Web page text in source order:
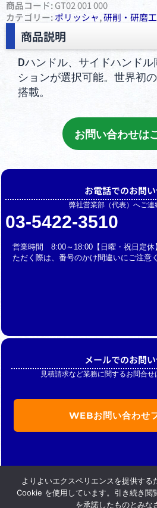
商品コード:GT02 001 000
カテゴリー:ポリッシャ,研削・研磨
商品説明
Dハンドル、サイドハンド
ションが選択可能。世界初
搭載。
お問い合わせは
お電話でのお問
弊社営業部（代表）へご連
03-5422-3510
営業時間 8:00～18:00【日曜・祝日定
ただく際は、番号のかけ間違いにご注意
メールでのお問
見積請求など業務に関するお問合せ
WEBお問い合わせ
よりよいエクスペリエンスを提供する
Cookie を使用しています。引き続き閲
を承諾したものとみな